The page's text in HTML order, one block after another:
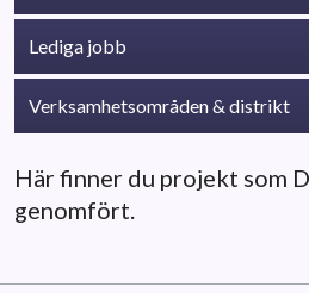
Lediga jobb
Verksamhetsområden & distrikt
Här finner du projekt som
genomfört.